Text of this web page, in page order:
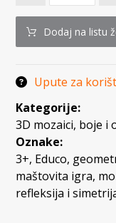
Dodaj na listu
Upute za
Kategorije:
3D mozaici, boje i
Oznake:
3+, Educo,
maštovita igra,
refleksija i